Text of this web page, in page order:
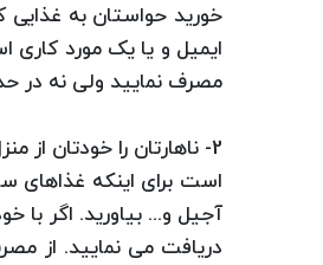
خورید حواستان به
ایمیل و یا یک مورد کاری
مصرف نمایید ولی نه در
2- ناهارتان را خودتان
است برای اینکه غذاهای
آجیل و... بیاورید. اگر با
دریافت می نمایید. از